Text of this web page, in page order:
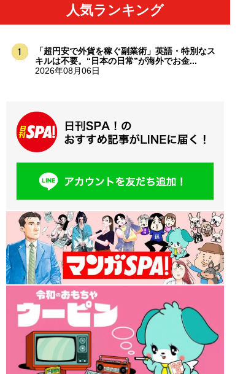
人気ランキング
「超円安で外貨を稼ぐ副業術」英語・特別なス
キルは不要。“日本の日常”が海外でお金...
2026年08月06日